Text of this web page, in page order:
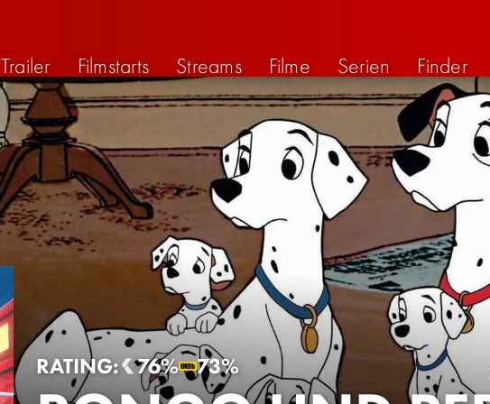
Trailer Filmstarts Streams Filme Serien Finder
RATING: 76% 73%